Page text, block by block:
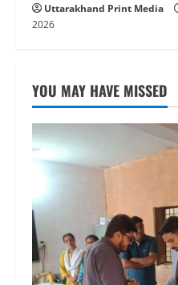
Uttarakhand Print Media
2026
YOU MAY HAVE MISSED